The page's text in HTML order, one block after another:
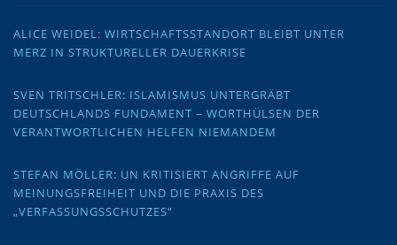
ALICE WEIDEL: WIRTSCHAFTSSTANDORT BLEIBT UNTER
MERZ IN STRUKTURELLER DAUERKRISE
SVEN TRITSCHLER: ISLAMISMUS UNTERGRÄBT
DEUTSCHLANDS FUNDAMENT – WORTHÜLSEN DER
VERANTWORTLICHEN HELFEN NIEMANDEM
STEFAN MÖLLER: UN KRITISIERT ANGRIFFE AUF
MEINUNGSFREIHEIT UND DIE PRAXIS DES
„VERFASSUNGSSCHUTZES“